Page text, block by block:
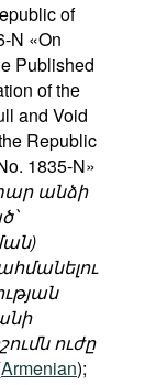
of
N «On
Published
of the
and Void
Republic
1835-N»
անձի
ուժը
Armenian);